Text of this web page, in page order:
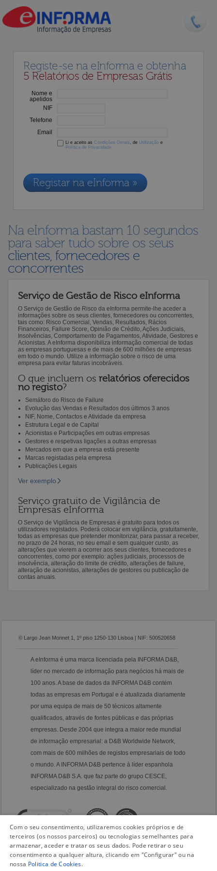
Registe-se na eInforma e obtenha
5 Relatórios de Empresas Grátis
Nome e
apelidos
NIF
Telefone
Email
Li e aceito as Condições Gerais , de Utilização e
Política de Privacidade
Registar na eInforma »
Na eInforma bastam 10 segundos
para saber tudo sobre os seus
clientes, fornecedores e
concorrentes
Serviço de Gestão de Risco eInforma
O Serviço de Gestão de Risco da eInforma permite-lhe aceder a
informações sobre os seus clientes, fornecedores ou concorrentes,
tais como: Risco Comercial, Vendas, Resultados, Rácios
Financeiros, Failure Score, Opinião de Crédito, Ações Judiciais,
Insolvências, Comportamento de Pagamentos, Atividade, Gestores e
Acionistas. A eInforma disponibiliza informação comercial de todas
as empresas portuguesas e de mais de 600 milhões de empresas
em todo o mundo. Utilize a informação sobre o risco de uma
empresa para evitar faturas incobráveis.
O que incluem os relatórios oferecidos
no registo?
Semáforo do Risco de Failure
Evolução das Vendas e Resultados dos últimos 3 anos
NIF, Nome, Contactos e Atividade da empresa
Estrutura Legal e de Capital
Acionistas e Participações em outras empresas
Gestores e respetivas ligações a outras empresas
Mercados em que a empresa está presente
Marcas registadas pela empresa
Publicações Legais
Ver exemplo
Serviço gratuito de Vigilância de
Empresas eInforma
O Serviço de Vigilância de Empresas é gratuito para todos os
utilizadores registados. Poderá colocar em vigilância, gratuitamente,
todas as empresas que pretender monitorizar, para passar a receber,
no prazo de 24 horas, no seu email e sem qualquer custo, as
alterações que vierem a ocorrer aos seus clientes, fornecedores e
concorrentes, como por exemplo: ações judiciais, processos de
insolvência, alteração do limite de crédito, alterações de failure,
alteração de acionistas, alterações de gestores ou publicação de
contas anuais.
© Largo Jean Monnet 1, 1º piso 1250-130 Lisboa | NIF: 500520658
A eInforma é uma marca licenciada pela INFORMA D&B,
líder no mercado de informação para negócios há mais de
100 anos. A base de dados da INFORMA D&B contém
todas as empresas em Portugal e é atualizada diariamente
por uma equipa de mais de 50 técnicos altamente
qualificados, através de fontes públicas e das próprias
empresas. Desde 2004 que integra a maior rede mundial
de informação empresarial: a D&B Worldwide Network,
com mais de 600 milhões de registos empresariais de todo
o mundo. A INFORMA D&B pertence à líder espanhola
INFORMA D&B S.A. que faz parte do grupo CESCE,
especializado na gestão integral do risco comercial.
Com o seu consentimento, utilizaremos cookies próprios e de
terceiros (os nossos parceiros) ou tecnologias semelhantes para
armazenar, aceder e tratar os seus dados. Pode retirar o seu
consentimento a qualquer altura, clicando em "Configurar" ou na
nossa Politica de Cookies.